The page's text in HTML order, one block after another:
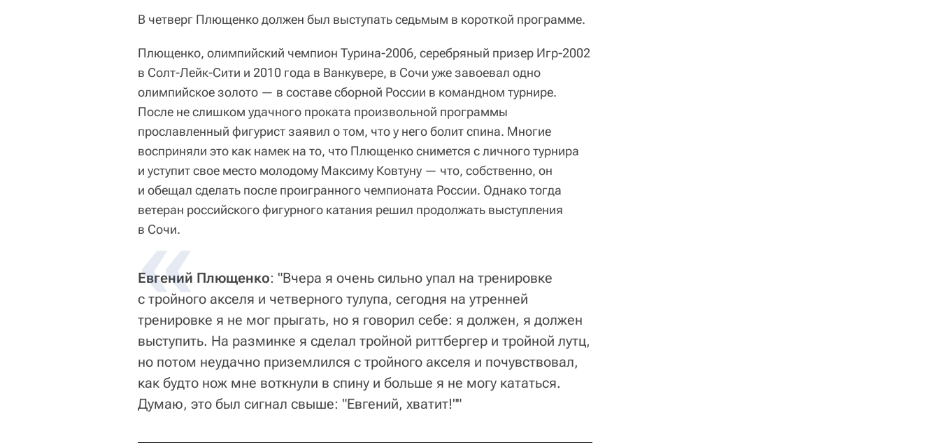
В четверг Плющенко должен был выступать седьмым в короткой программе.
Плющенко, олимпийский чемпион Турина-2006, серебряный призер Игр-2002
в Солт-Лейк-Сити и 2010 года в Ванкувере, в Сочи уже завоевал одно
олимпийское золото — в составе сборной России в командном турнире.
После не слишком удачного проката произвольной программы
прославленный фигурист заявил о том, что у него болит спина. Многие
восприняли это как намек на то, что Плющенко снимется с личного турнира
и уступит свое место молодому Максиму Ковтуну — что, собственно, он
и обещал сделать после проигранного чемпионата России. Однако тогда
ветеран российского фигурного катания решил продолжать выступления
в Сочи.
Евгений Плющенко: "Вчера я очень сильно упал на тренировке
с тройного акселя и четверного тулупа, сегодня на утренней
тренировке я не мог прыгать, но я говорил себе: я должен, я должен
выступить. На разминке я сделал тройной риттбергер и тройной лутц,
но потом неудачно приземлился с тройного акселя и почувствовал,
как будто нож мне воткнули в спину и больше я не могу кататься.
Думаю, это был сигнал свыше: "Евгений, хватит!""